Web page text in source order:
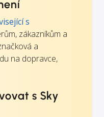
s
zákazníkům a
a
na dopravce,
s Sky